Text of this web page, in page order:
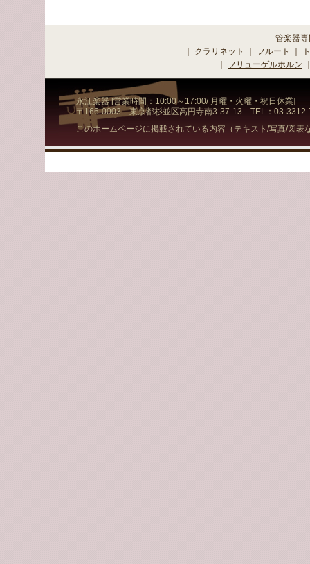
管楽器
クラリネット フルート
フリューゲルホルン
永江楽器 [営業時間：10:00～17:00/ 月曜・火曜・祝日休業]
〒166-0003 東京都杉並区高円寺南3-37-13 TEL：03-
このホームページに掲載されている内容（テキスト/写真/図表